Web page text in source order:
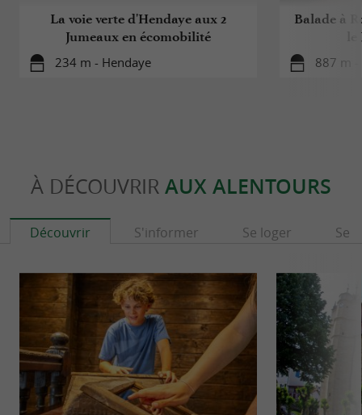
La voie verte d'Hendaye aux 2
Jumeaux en écomobilité
234 m - Hendaye
Balade à
887 m -
À DÉCOUVRIR AUX ALENTOURS
Découvrir S'informer Se loger Se